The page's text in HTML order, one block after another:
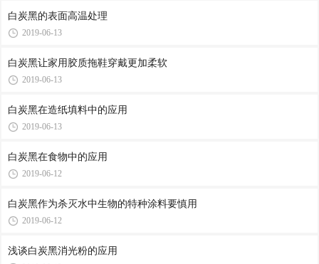
白炭黑的表面高温处理
2019-06-13
白炭黑让家用胶质拖鞋穿戴更加柔软
2019-06-13
白炭黑在造纸填料中的应用
2019-06-13
白炭黑在食物中的应用
2019-06-12
白炭黑作为杀灭水中生物的特种涂料要慎用
2019-06-12
浅谈白炭黑消光粉的应用